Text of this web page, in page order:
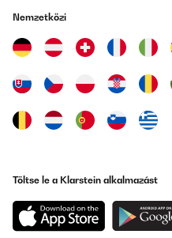
Nemzetközi
Töltse le a Klarstein alkalmazást